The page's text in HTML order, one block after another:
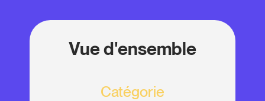
Vue d'ensemble
Catégorie